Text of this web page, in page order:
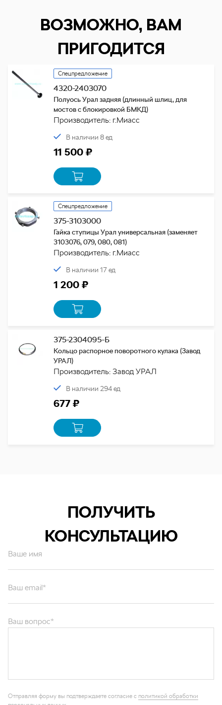
ВОЗМОЖНО, ВАМ
ПРИГОДИТСЯ
Спецпредложение
4320-2403070
Полуось Урал задняя (длинный шлиц, для
мостов с блокировкой БМКД)
Производитель: г.Миасс
В наличии 8 ед
11 500 ₽
Спецпредложение
375-3103000
Гайка ступицы Урал универсальная (заменяет
3103076, 079, 080, 081)
Производитель: г.Миасс
В наличии 17 ед
1 200 ₽
375-2304095-Б
Кольцо распорное поворотного кулака (Завод
УРАЛ)
Производитель: Завод УРАЛ
В наличии 294 ед
677 ₽
ПОЛУЧИТЬ
КОНСУЛЬТАЦИЮ
Ваше имя
персональных данных
Каталог запчастей